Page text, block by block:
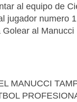
al equipo de
jugador numero
al Manucci
MANUCCI